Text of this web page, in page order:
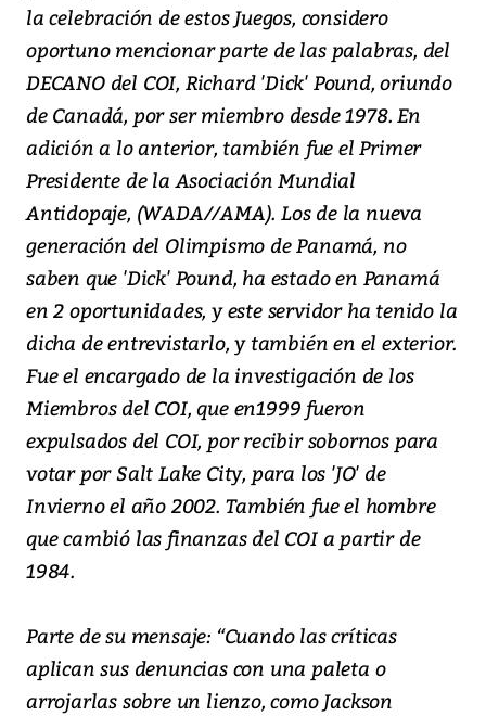
la celebración de estos Juegos, considero
oportuno mencionar parte de las palabras, del
DECANO del COI, Richard 'Dick' Pound, oriundo
de Canadá, por ser miembro desde 1978. En
adición a lo anterior, también fue el Primer
Presidente de la Asociación Mundial
Antidopaje, (WADA//AMA). Los de la nueva
generación del Olimpismo de Panamá, no
saben que 'Dick' Pound, ha estado en Panamá
en 2 oportunidades, y este servidor ha tenido la
dicha de entrevistarlo, y también en el exterior.
Fue el encargado de la investigación de los
Miembros del COI, que en1999 fueron
expulsados del COI, por recibir sobornos para
votar por Salt Lake City, para los 'JO' de
Invierno el año 2002. También fue el hombre
que cambió las finanzas del COI a partir de
1984.
Parte de su mensaje: “Cuando las críticas
aplican sus denuncias con una paleta o
arrojarlas sobre un lienzo, como Jackson